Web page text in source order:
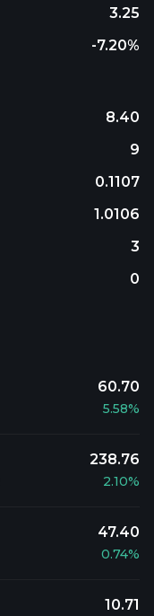
3.25
-7.20%
8.40
9
0.1107
1.0106
3
0
60.70
5.58%
238.76
2.10%
47.40
0.74%
10.71